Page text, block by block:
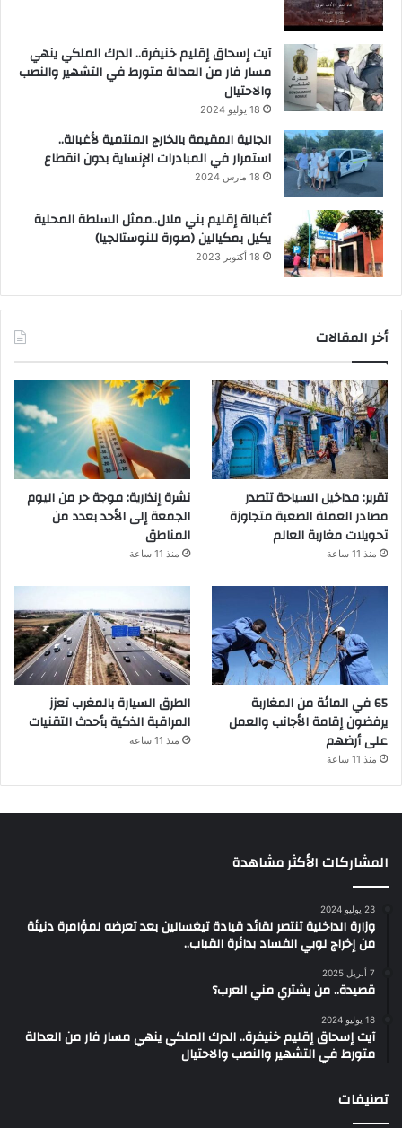
آيت إسحاق إقليم خنيفرة.. الدرك الملكي ينهي
مسار فار من العدالة متورط في التشهير والنصب
والاحتيال
18 يوليو 2024
الجالية المقيمة بالخارج المنتمية لأغبالة..
استمرار في المبادرات الإنساية بدون انقطاع
18 مارس 2024
أغبالة إقليم بني ملال..ممثل السلطة المحلية
يكيل بمكيالين (صورة للنوستالجيا)
18 أكتوبر 2023
أخر المقالات
تقرير: مداخيل السياحة تتصدر
مصادر العملة الصعبة متجاوزة
تحويلات مغاربة العالم
منذ 11 ساعة
نشرة إنذارية: موجة حر من اليوم
الجمعة إلى الأحد بعدد من
المناطق
منذ 11 ساعة
65 في المائة من المغاربة
يرفضون إقامة الأجانب والعمل
على أرضهم
منذ 11 ساعة
الطرق السيارة بالمغرب تعزز
المراقبة الذكية بأحدث التقنيات
منذ 11 ساعة
المشاركات الأكثر مشاهدة
23 يوليو 2024
وزارة الداخلية تنتصر لقائد قيادة تيغسالين بعد تعرضه لمؤامرة دنيئة
من إخراج لوبي الفساد بدائرة القباب..
7 أبريل 2025
قصيدة.. من يشتري مني العرب؟
18 يوليو 2024
آيت إسحاق إقليم خنيفرة.. الدرك الملكي ينهي مسار فار من العدالة
متورط في التشهير والنصب والاحتيال
تصنيفات